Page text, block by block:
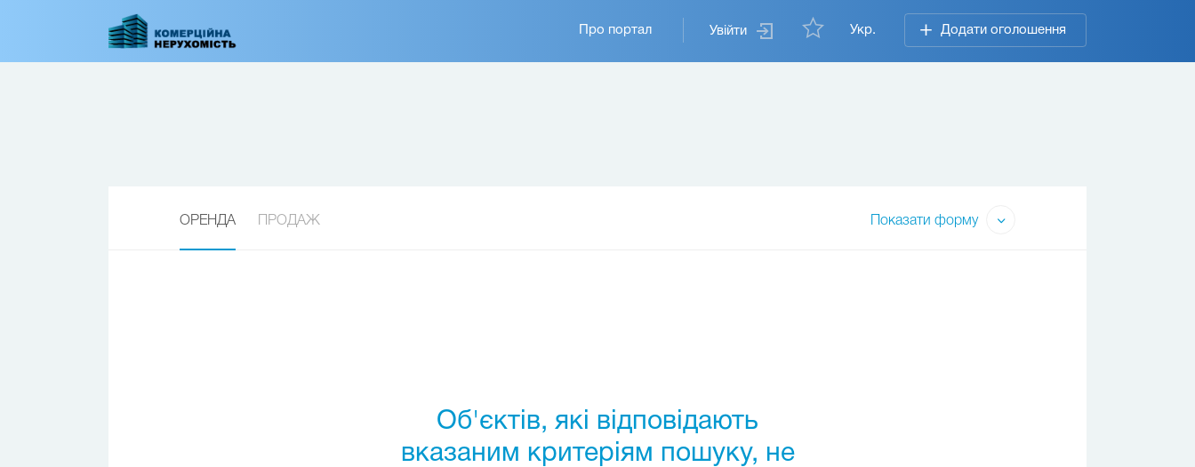
Увійти Укр. Додати оголошення
Основная
навигация
Про портал
ОРЕНДА ПРОДАЖ Показати форму
Об'єктів, які відповідають
вказаним критеріям пошуку, не